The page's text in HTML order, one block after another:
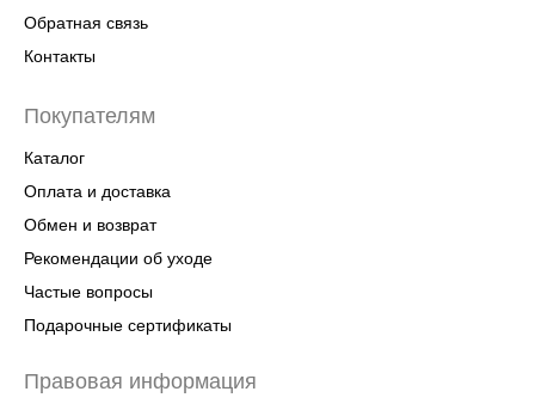
Каталог
Оплата и доставка
Обмен и возврат
Рекомендации об уходе
Частые вопросы
Подарочные сертификаты
Обратная связь
Контакты
Покупателям
Правовая информация